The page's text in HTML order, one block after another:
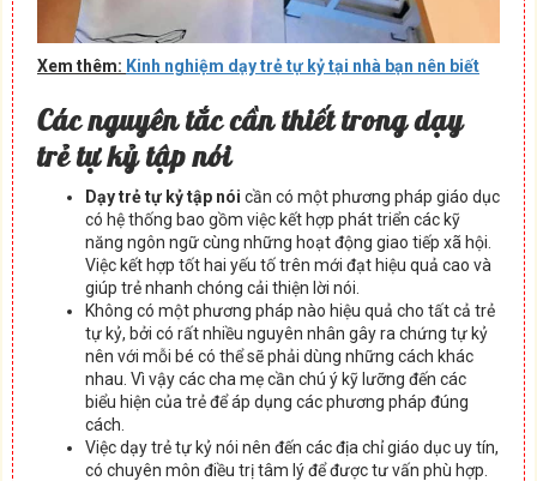
Xem thêm: Kinh nghiệm dạy trẻ tự kỷ tại nhà bạn nên biết
Các nguyên tắc cần thiết trong dạy
trẻ tự kỷ tập nói
Dạy trẻ tự kỷ tập nói cần có một phương pháp giáo dục
có hệ thống bao gồm việc kết hợp phát triển các kỹ
năng ngôn ngữ cùng những hoạt động giao tiếp xã hội.
Việc kết hợp tốt hai yếu tố trên mới đạt hiệu quả cao và
giúp trẻ nhanh chóng cải thiện lời nói.
Không có một phương pháp nào hiệu quả cho tất cả trẻ
tự kỷ, bởi có rất nhiều nguyên nhân gây ra chứng tự kỷ
nên với mỗi bé có thể sẽ phải dùng những cách khác
nhau. Vì vậy các cha mẹ cần chú ý kỹ lưỡng đến các
biểu hiện của trẻ để áp dụng các phương pháp đúng
cách.
Việc dạy trẻ tự kỷ nói nên đến các địa chỉ giáo dục uy tín,
có chuyên môn điều trị tâm lý để được tư vấn phù hợp.